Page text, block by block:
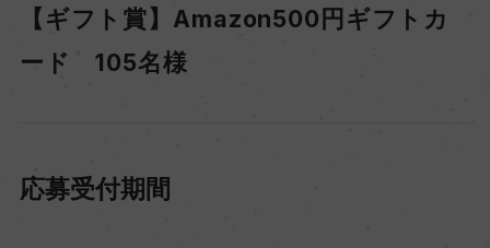
【ギフト賞】Amazon500円ギフトカ
ード 105名様
応募受付期間